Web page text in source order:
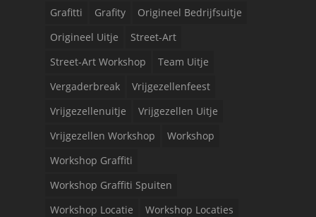
Grafitti
Grafity
Origineel Bedrijfsuitje
Origineel Uitje
Street-Art
Street-Art Workshop
Team Uitje
Vergaderbreak
Vrijgezellenfeest
Vrijgezellenuitje
Vrijgezellen Uitje
Vrijgezellen Workshop
Workshop
Workshop Graffiti
Workshop Graffiti Spuiten
Workshop Locatie
Workshop Locaties